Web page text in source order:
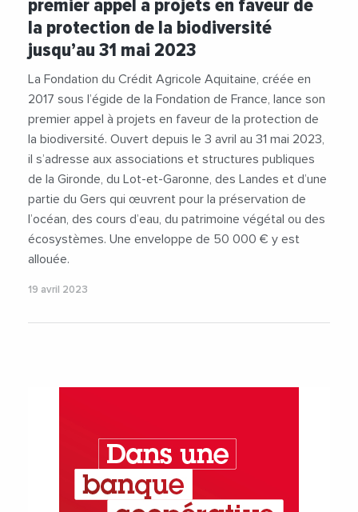
#Patrimoine #TransitionEcologique
premier appel à projets en faveur de
la protection de la biodiversité
jusqu’au 31 mai 2023
La Fondation du Crédit Agricole Aquitaine, créée en
2017 sous l’égide de la Fondation de France, lance son
premier appel à projets en faveur de la protection de
la biodiversité. Ouvert depuis le 3 avril au 31 mai 2023,
il s’adresse aux associations et structures publiques
de la Gironde, du Lot-et-Garonne, des Landes et d’une
partie du Gers qui œuvrent pour la préservation de
l’océan, des cours d’eau, du patrimoine végétal ou des
écosystèmes. Une enveloppe de 50 000 € y est
allouée.
19 avril 2023